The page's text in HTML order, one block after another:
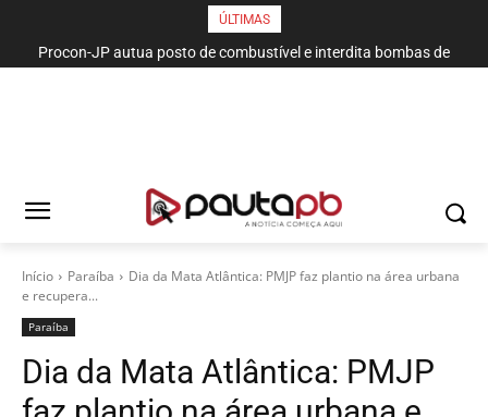
ÚLTIMAS
Procon-JP autua posto de combustível e interdita bombas de
gasolina no bairro da Torre
Início Paraí­ba
Dia da Mata Atlântica: PMJP faz plantio na área urbana
e recupera...
Paraí­ba
Dia da Mata Atlântica: PMJP